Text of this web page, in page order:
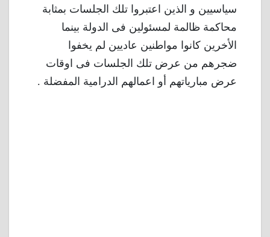
سياسيين و الذين اعتبروا تلك الجلسات بمثابة
محاكمة ظالمة لمسئولين فى الدولة بينما
الأخرين كانوا مواطنين عاديين لم يخفوا
ضجرهم من عرض تلك الجلسات فى اوقات
عرض مبارياتهم أو اعمالهم الدرامية المفضلة .